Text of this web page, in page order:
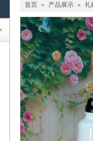
首页 » 产品展示 » 礼